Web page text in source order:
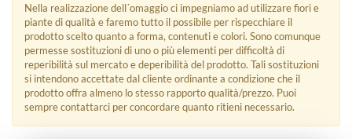
Nella realizzazione dell´omaggio ci impegniamo ad utilizzare fiori e
piante di qualità e faremo tutto il possibile per rispecchiare il
prodotto scelto quanto a forma, contenuti e colori. Sono comunque
permesse sostituzioni di uno o più elementi per difficoltà di
reperibilità sul mercato e deperibilità del prodotto. Tali sostituzioni
si intendono accettate dal cliente ordinante a condizione che il
prodotto offra almeno lo stesso rapporto qualità/prezzo. Puoi
sempre contattarci per concordare quanto ritieni necessario.